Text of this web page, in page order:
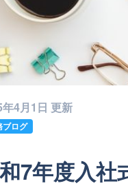
4月1日 更新
ブログ
7年度入社